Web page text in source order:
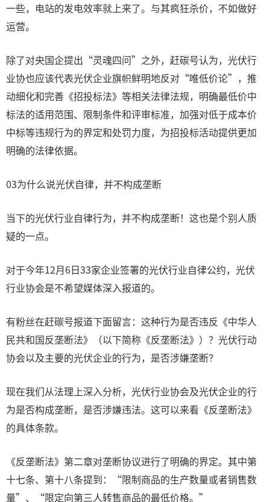
一些，电站的发电效率就上来了。与其疯狂杀价，不如做好
运营。
除了对央国企提出“灵魂四问”之外，赶碳号认为，光伏行
业协也应该代表光伏企业旗帜鲜明地反对“唯低价论”，推
动细化和完善《招投标法》等相关法律法规，明确最低价中
标法的适用范围、限制条件和评审标准，加强对低于成本价
中标等违规行为的界定和处罚力度，为招投标活动提供更加
明确的法律依据。
03为什么说光伏自律，并不构成垄断
当下的光伏行业自律行为，并不构成垄断！这也是个别人质
疑的一点。
对于今年12月6日33家企业签署的光伏行业自律公约，光伏
行业协会是不希望媒体深入报道的。
有粉丝在赶碳号报道下面留言：这种行为是否违反《中华人
民共和国反垄断法》（以下简称《反垄断法》）？光伏行动
协会以及主要的光伏企业的行为，是否涉嫌垄断？
现在我们从法理上深入分析，光伏行业协会及光伏企业的行
为是否构成垄断，是否涉嫌违法。这可以来看《反垄断法》
的具体条款。
《反垄断法》第二章对垄断协议进行了明确的界定。其中第
十七条、第十八条提到：“限制商品的生产数量或者销售数
量”、“限定向第三人转售商品的最低价格。”